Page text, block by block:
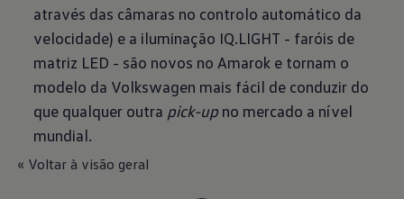
através das câmaras no controlo automático da
velocidade) e a iluminação IQ.LIGHT - faróis de
matriz LED - são novos no Amarok e tornam o
modelo da Volkswagen mais fácil de conduzir do
que qualquer outra pick-up no mercado a nível
mundial.
« Voltar à visão geral